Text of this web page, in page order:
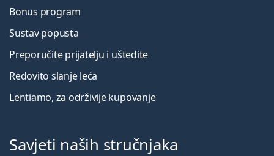
Bonus program
Sustav popusta
Preporučite prijatelju i uštedite
Redovito slanje leća
Lentiamo, za održivije kupovanje
Savjeti naših stručnjaka